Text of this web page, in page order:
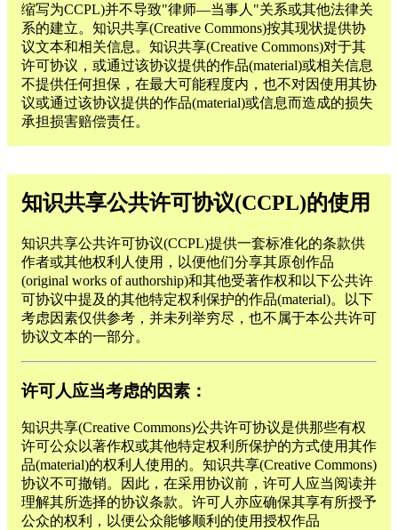
缩写为CCPL)并不导致"律师—当事人"关系或其他法律关
系的建立。知识共享(Creative Commons)按其现状提供协
议文本和相关信息。知识共享(Creative Commons)对于其
许可协议，或通过该协议提供的作品(material)或相关信息
不提供任何担保，在最大可能程度内，也不对因使用其协
议或通过该协议提供的作品(material)或信息而造成的损失
承担损害赔偿责任。
知识共享公共许可协议(CCPL)的使用
知识共享公共许可协议(CCPL)提供一套标准化的条款供
作者或其他权利人使用，以便他们分享其原创作品
(original works of authorship)和其他受著作权和以下公共许
可协议中提及的其他特定权利保护的作品(material)。以下
考虑因素仅供参考，并未列举穷尽，也不属于本公共许可
协议文本的一部分。
许可人应当考虑的因素：
知识共享(Creative Commons)公共许可协议是供那些有权
许可公众以著作权或其他特定权利所保护的方式使用其作
品(material)的权利人使用的。知识共享(Creative Commons)
协议不可撤销。因此，在采用协议前，许可人应当阅读并
理解其所选择的协议条款。许可人亦应确保其享有所授予
公众的权利，以便公众能够顺利的使用授权作品